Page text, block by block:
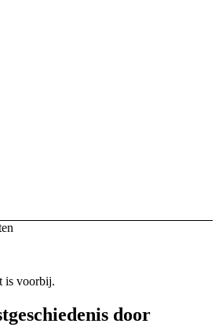
is voorbij.
door